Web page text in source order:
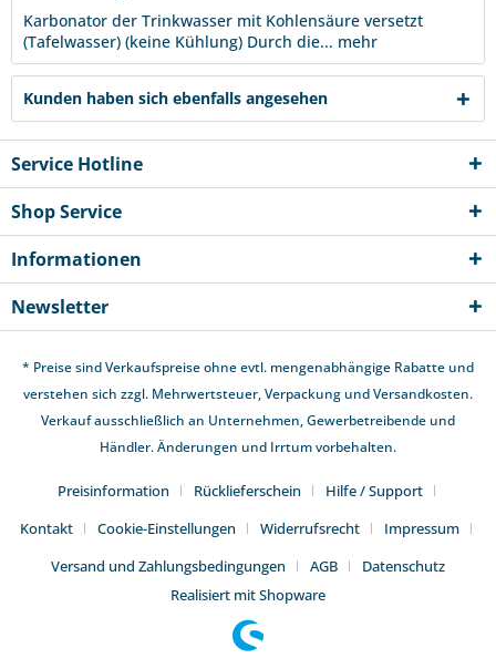
Karbonator der Trinkwasser mit Kohlensäure versetzt
(Tafelwasser) (keine Kühlung) Durch die... mehr
Kunden haben sich ebenfalls angesehen
Service Hotline
Shop Service
Informationen
Newsletter
* Preise sind Verkaufspreise ohne evtl. mengenabhängige Rabatte und
verstehen sich zzgl. Mehrwertsteuer,Verpackung und Versandkosten.
Verkauf ausschließlich an Unternehmen, Gewerbetreibende und
Händler. Änderungen und Irrtum vorbehalten.
Preisinformation Rücklieferschein
Hilfe / Support
Kontakt
Cookie-Einstellungen Widerrufsrecht
Impressum
Versand und Zahlungsbedingungen
AGB
Datenschutz
Realisiert mit Shopware